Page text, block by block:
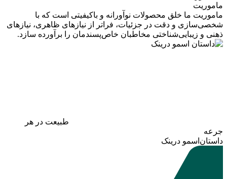
ماموریت
ماموریت ما خلق محصولات نوآورانه و باکیفیتی است که با
شخصی‌سازی و دقت در جزئیات، فراتر از نیازهای ظاهری، نیازهای
ذهنی و زیبایی‌شناختی مخاطبان خاص‌پسندمان را برآورده سازد.
طبیعت در هر
جرعه
داستان اسمو درینک